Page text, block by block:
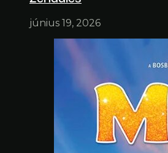
június 19, 2026